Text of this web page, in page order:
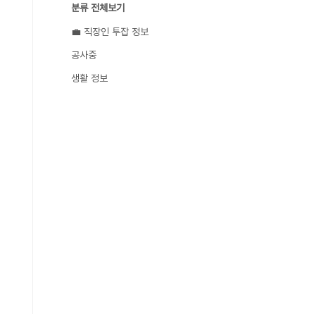
분류 전체보기
💼 직장인 투잡 정보
공사중
생활 정보